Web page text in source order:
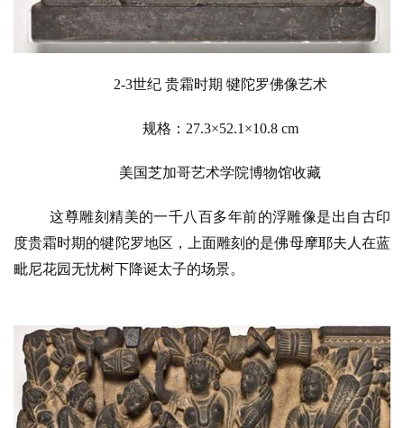
2-3世纪 贵霜时期 犍陀罗佛像艺术
规格：27.3×52.1×10.8 cm
美国芝加哥艺术学院博物馆收藏
这尊雕刻精美的一千八百多年前的浮雕像是出自古印
度贵霜时期的犍陀罗地区，上面雕刻的是佛母摩耶夫人在蓝
毗尼花园无忧树下降诞太子的场景。